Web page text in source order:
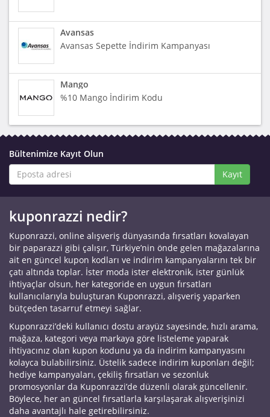
Avansas
Avansas Sepette İndirim Kampanyası
Mango
%10 Mango İndirim Kodu
Bültenimize Kayıt Olun
Kayıt
kuponrazzi nedir?
Kuponrazzi, online alışveriş dünyasında fırsatları kovalayan
bir paparazzi gibi çalışır, Türkiye’nin önde gelen mağazalarına
ait en güncel kupon kodları ve indirim kampanyalarını tek bir
çatı altında toplar. İster moda ister elektronik, ister günlük
ihtiyaçlar olsun, her kategoride en uygun fırsatları
kullanıcılarıyla buluşturan Kuponrazzi, alışveriş yaparken
bütçeden tasarruf etmeyi sağlar.
Kuponrazzi’deki kullanıcı dostu arayüz sayesinde, hızlı arama,
mağaza, kategori veya markaya göre listeleme yaparak
ihtiyacınız olan kupon kodunu ya da indirim kampanyasını
kolayca bulabilirsiniz. Üstelik sadece indirim kuponları değil;
hediye kampanyaları, çekiliş fırsatları ve sezonluk
promosyonlar da Kuponrazzi’de düzenli olarak güncellenir.
Böylece, her an güncel fırsatlarla karşılaşarak alışverişinizi
daha avantajlı hale getirebilirsiniz.